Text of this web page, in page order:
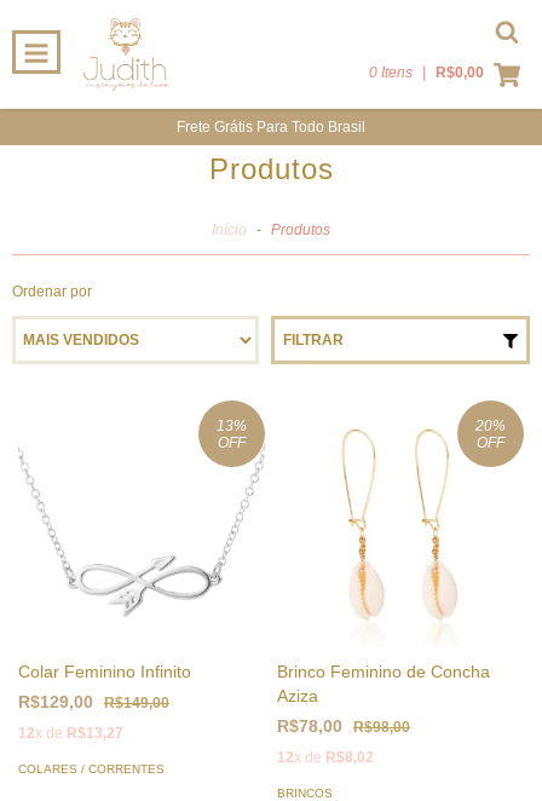
0 Itens R$0,00
Frete Grátis Para Todo Brasil
Produtos
Início - Produtos
Ordenar por
FILTRAR
13%
OFF
Colar Feminino Infinito
R$129,00
R$149,00
12x de R$13,27
COLARES / CORRENTES
20%
OFF
Brinco Feminino de Concha
Aziza
R$78,00
R$98,00
12x de R$8,02
BRINCOS